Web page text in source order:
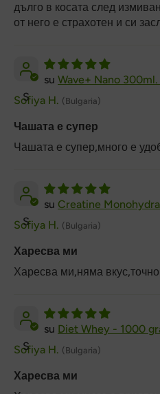
дълго в косата след
от него е страхотен и си
S
Wave+ Nano
Sofiya H. (Bulgaria)
Чашата е супер
Чашата е супер,много е
S
Creatine
Sofiya H. (Bulgaria)
Харесва ми
Харесва ми,няма
S
Diet Whey - 1000
Sofiya H. (Bulgaria)
Харесва ми